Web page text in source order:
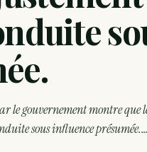
WEED
ACTU
ACTU
le gouvernement montre
sous influence présumée.…